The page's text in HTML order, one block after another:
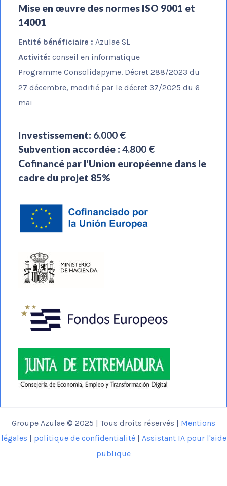
Mise en œuvre des normes ISO 9001 et
14001
Entité bénéficiaire : Azulae SL
Activité: conseil en informatique
Programme Consolidapyme. Décret 288/2023 du
27 décembre, modifié par le décret 37/2025 du 6
mai
Investissement: 6.000 €
Subvention accordée : 4.800 €
Cofinancé par l'Union européenne dans le
cadre du projet 85%
Groupe Azulae © 2025 | Tous droits réservés | Mentions
légales | politique de confidentialité| Assistant IA pour l'aide
publique